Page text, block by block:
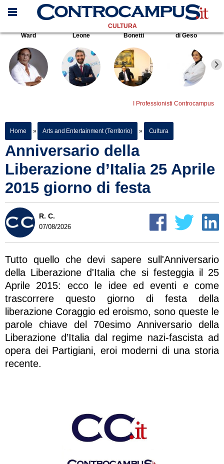
CULTURA
Ward
Leone Bonetti di Geso
I Professionisti Controcampus
Home » Arts and Entertainment (Territorio) » Cultura
Anniversario della
Liberazione d’Italia 25 Aprile
2015 giorno di festa
R. C.
07/08/2026
Tutto quello che devi sapere sull'Anniversario
della Liberazione d'Italia che si festeggia il 25
Aprile 2015: ecco le idee ed eventi e come
trascorrere questo giorno di festa della
liberazione Coraggio ed eroismo, sono queste le
parole chiave del 70esimo Anniversario della
Liberazione d’Italia dal regime nazi-fascista ad
opera dei Partigiani, eroi moderni di una storia
recente.